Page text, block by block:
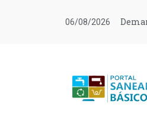
06/08/2026